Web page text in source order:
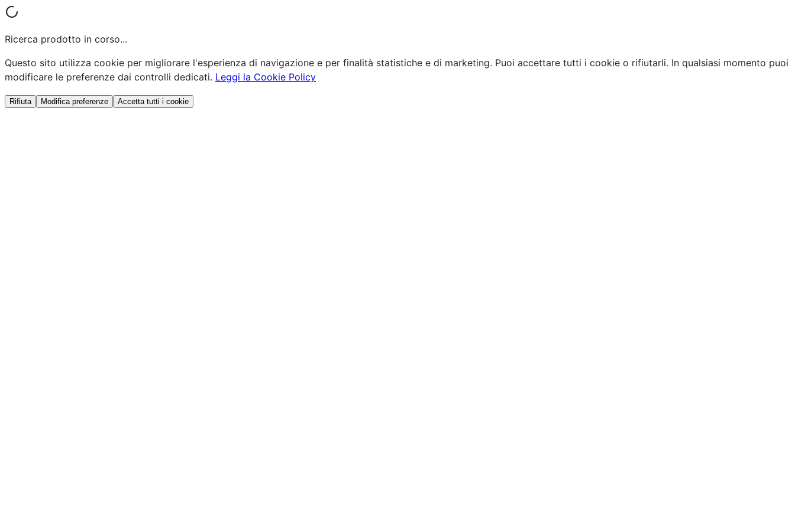
Ricerca prodotto in corso...
Questo sito utilizza cookie per migliorare l'esperienza di navigazione e per finalità statistiche e di marketing. Puoi accettare tutti i cookie o rifiutarli. In qualsiasi momento puoi
modificare le preferenze dai controlli dedicati. Leggi la Cookie Policy
Rifiuta Modifica preferenze Accetta tutti i cookie